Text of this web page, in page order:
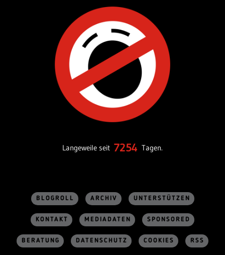
Langeweile seit 7254 Tagen.
BLOGROLL ARCHIV UNTERSTÜTZEN
KONTAKT MEDIADATEN SPONSORED
BERATUNG DATENSCHUTZ COOKIES RSS